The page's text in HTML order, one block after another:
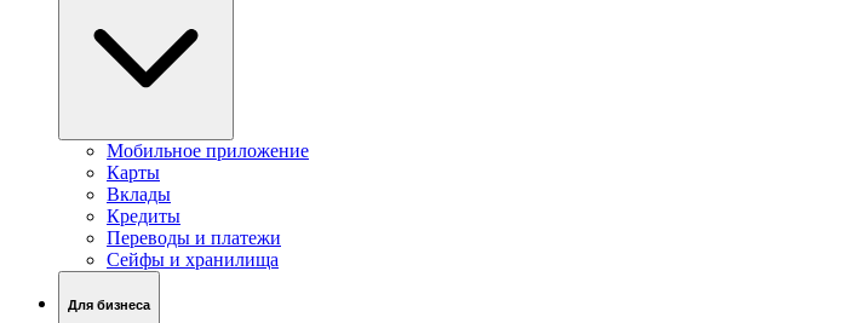
Мобильное приложение
Карты
Вклады
Кредиты
Переводы и платежи
Сейфы и хранилища
Для бизнеса